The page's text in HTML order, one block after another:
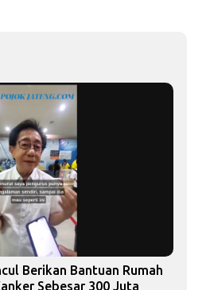
Berikan Bantuan Rumah
Sebesar 300 Juta